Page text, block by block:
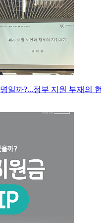
일까?...정부 지원 부재의